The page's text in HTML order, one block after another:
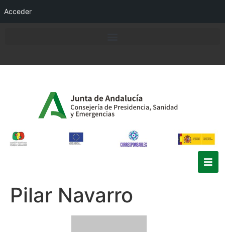
Acceder
Pilar Navarro